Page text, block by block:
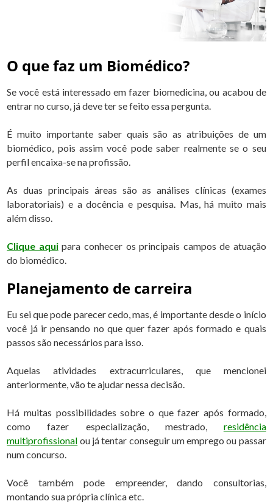
O que faz um Biomédico?
Se você está interessado em fazer biomedicina, ou acabou de
entrar no curso, já deve ter se feito essa pergunta.
É muito importante saber quais são as atribuições de um
biomédico, pois assim você pode saber realmente se o seu
perfil encaixa-se na profissão.
As duas principais áreas são as análises clínicas (exames
laboratoriais) e a docência e pesquisa. Mas, há muito mais
além disso.
Clique aquipara conhecer os principais campos de atuação
do biomédico.
Planejamento de carreira
Eu sei que pode parecer cedo, mas, é importante desde o início
você já ir pensando no que quer fazer após formado e quais
passos são necessários para isso.
Aquelas atividades extracurriculares, que mencionei
anteriormente, vão te ajudar nessa decisão.
Há muitas possibilidades sobre o que fazer após formado,
como fazer especialização, mestrado, residência
multiprofissional ou já tentar conseguir um emprego ou passar
num concurso.
Você também pode empreender, dando consultorias,
montando sua própria clínica etc.